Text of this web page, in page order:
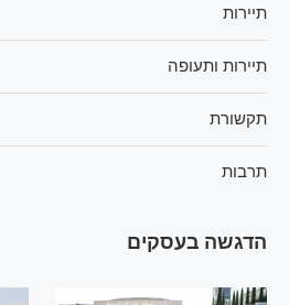
תיירות
תיירות ותעופה
תקשורת
תרבות
הדגשה בעסקים